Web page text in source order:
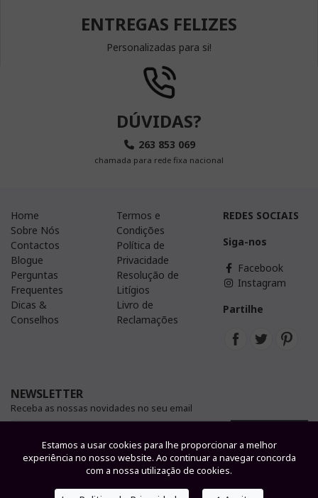
Estamos a usar cookies para lhe proporcionar a melhor
experiência no nosso website. Ao continuar a navegar concorda
com a nossa utilização de cookies.
ENTREGAS FELIZES
Personalizadas para si!
DÚVIDAS?
263 853 069
chamada para rede fixa nacional
Home
Sobre Nós
Contactos
Blogue
Perguntas
Frequentes
Dicas &
Conselhos
Termos e
Condições
Política de
Privacidade
Resolução de
Litígios
Livro de
Reclamações
REDES SOCIAIS
Siga-nos
Facebook
Instagram
Partilhe
NEWSLETTER
Receba as nossas novidades no seu email
Ao subscrever a newsletter está a aceitar a nossa política de